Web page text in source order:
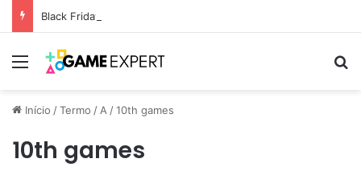
Black Friday: descontos incríveis em eletrônicos
Menu
Início /Termo / A /10th games
10th games